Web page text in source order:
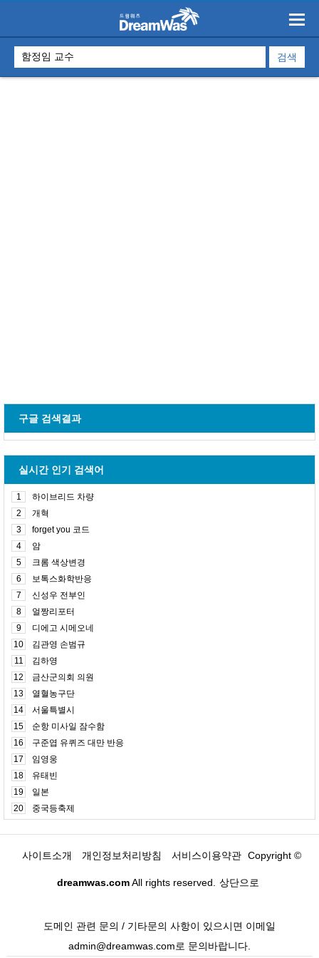
구글 검색결과
실시간 인기 검색어
1
하이브리드 차량
2
개혁
3
forget you 코드
4
암
5
크롬 색상변경
6
보톡스화학반응
7
신성우 전부인
8
얼짱리포터
9
디에고 시메오네
10
김관영 손범규
11
김하영
12
금산군의회 의원
13
열혈농구단
14
서울특별시
15
순항 미사일 잠수함
16
구준엽 유퀴즈 대만 반응
17
임영웅
18
유태빈
19
일본
20
중국등축제
사이트소개 개인정보처리방침 서비스이용약관 Copyright ©
dreamwas.comAll rights reserved. 상단으로
도메인 관련 문의 / 기타문의 사항이 있으시면 이메일
admin@dreamwas.com로 문의바랍니다.